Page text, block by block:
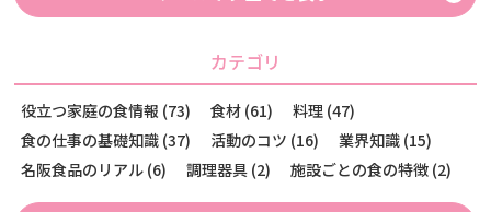
カテゴリ
役立つ家庭の食情報 (73) 食材 (61)
料理 (47)
食の仕事の基礎知識 (37)
活動のコツ (16)
業界知識 (15)
名阪食品のリアル (6)
調理器具 (2) 施設ごとの食の特徴 (2)